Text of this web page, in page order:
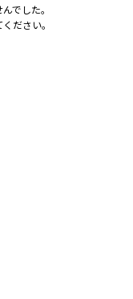
でした。
ださい。